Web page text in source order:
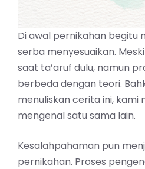
Di awal pernikahan begitu
serba menyesuaikan.
saat ta’aruf dulu, namun
berbeda dengan teori.
menuliskan cerita ini, kami
mengenal satu sama lain.
Kesalahpahaman pun
pernikahan. Proses